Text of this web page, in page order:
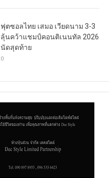
ฟุตซอลไทย เสมอ เวียดนาม 3-3
ลุ้นคว้าแชมป์คอนติเนนทัล 2026
นัดสุดท้าย
0